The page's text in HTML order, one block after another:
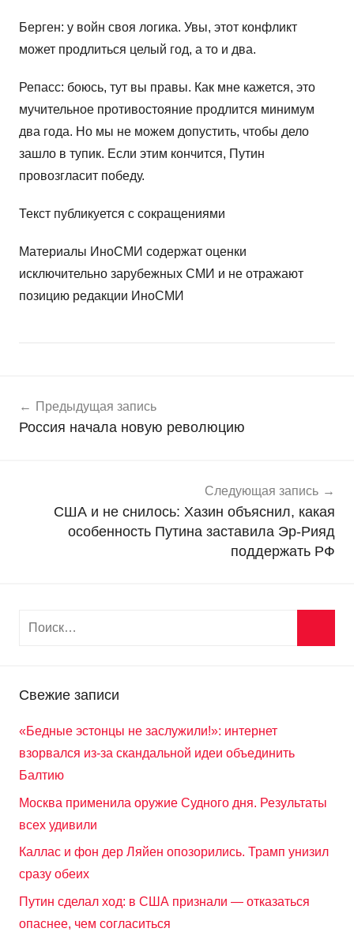
Берген: у войн своя логика. Увы, этот конфликт
может продлиться целый год, а то и два.
Репасс: боюсь, тут вы правы. Как мне кажется, это
мучительное противостояние продлится минимум
два года. Но мы не можем допустить, чтобы дело
зашло в тупик. Если этим кончится, Путин
провозгласит победу.
Текст публикуется с сокращениями
Материалы ИноСМИ содержат оценки
исключительно зарубежных СМИ и не отражают
позицию редакции ИноСМИ
о
в
по
Предыдущая запись
Россия начала новую революцию
Следующая запись
США и не снилось: Хазин объяснил, какая
особенность Путина заставила Эр-Рияд
поддержать РФ
Свежие записи
«Бедные эстонцы не заслужили!»: интернет
взорвался из-за скандальной идеи объединить
Балтию
Москва применила оружие Судного дня. Результаты
всех удивили
Каллас и фон дер Ляйен опозорились. Трамп унизил
сразу обеих
Путин сделал ход: в США признали — отказаться
опаснее, чем согласиться